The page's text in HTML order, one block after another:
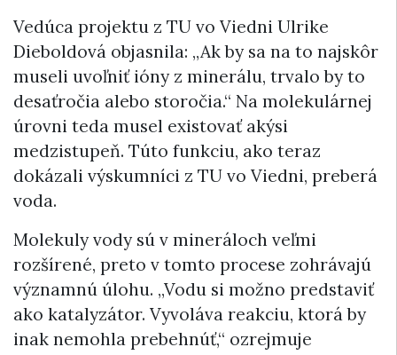
Vedúca projektu z TU vo Viedni Ulrike
Dieboldová objasnila: „Ak by sa na to najskôr
museli uvoľniť ióny z minerálu, trvalo by to
desaťročia alebo storočia.“ Na molekulárnej
úrovni teda musel existovať akýsi
medzistupeň. Túto funkciu, ako teraz
dokázali výskumníci z TU vo Viedni, preberá
voda.
Molekuly vody sú v mineráloch veľmi
rozšírené, preto v tomto procese zohrávajú
významnú úlohu. „Vodu si možno predstaviť
ako katalyzátor. Vyvoláva reakciu, ktorá by
inak nemohla prebehnúť,“ ozrejmuje